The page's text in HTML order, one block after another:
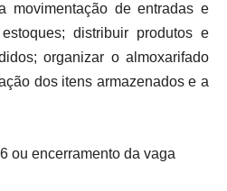
movimentação de entradas e
distribuir produtos e
organizar o almoxarifado
dos itens armazenados e a
ou encerramento da vaga